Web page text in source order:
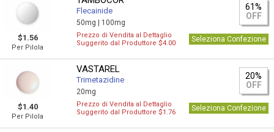
$1.56
Per Pilola
Flecainide
50mg | 100mg
61%
OFF
Prezzo di Vendita al Dettaglio
Suggerito dal Produttore $4.00
Seleziona Confezione
$1.40
Per Pilola
VASTAREL
Trimetazidine
20mg
20%
OFF
Prezzo di Vendita al Dettaglio
Suggerito dal Produttore $1.76
Seleziona Confezione